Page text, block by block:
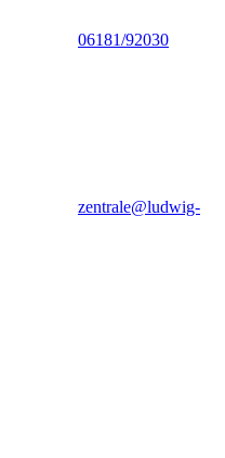
06181/92030
zentrale@ludwig-